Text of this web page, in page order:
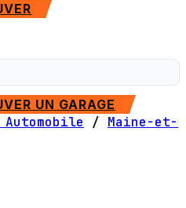
UN GARAGE
Automobile / Maine-et-